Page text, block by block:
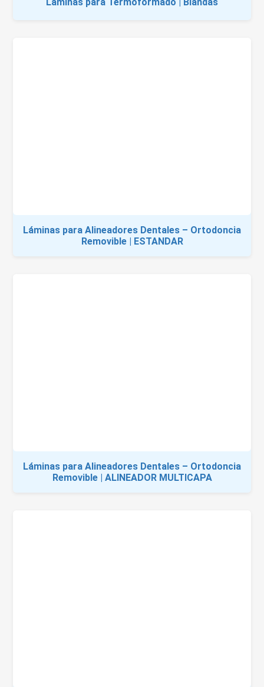
Láminas para Alineadores Dentales – Ortodoncia
Removible | ESTANDAR
Láminas para Alineadores Dentales – Ortodoncia
Removible | ALINEADOR MULTICAPA